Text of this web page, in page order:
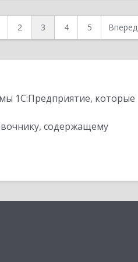
2 3 4 5 Вперед
1С:Предприятие, которые
содержащему